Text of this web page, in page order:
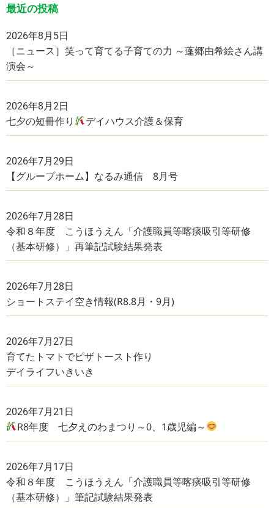
最近の投稿
2026年8月5日
［ニュース］笑って育てる子育ての力 ～蓬郷由希絵さん講
演会～
2026年8月2日
七夕の短冊作り デイハウス介護＆保育
2026年7月29日
【グループホーム】なるみ通信 8月号
2026年7月28日
令和８年度 こうほうえん「介護職員等喀痰吸引等研修
（基本研修）」再筆記試験結果発表
2026年7月28日
ショートステイ空き情報(R8.8月・9月)
2026年7月27日
育てたトマトでピザトースト作り
デイライフいきいき
2026年7月21日
R8年度 七夕えのわまつり～0、1歳児編～
2026年7月17日
令和８年度 こうほうえん「介護職員等喀痰吸引等研修
（基本研修）」筆記試験結果発表